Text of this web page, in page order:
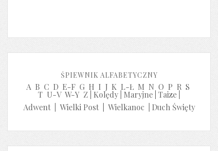
ŚPIEWNIK ALFABETYCZNY
A B C D E-F G H I J K L-Ł M N O P R S
T U-V W-Y Z Kolędy Maryjne Taize
Adwent| Wielki Post| Wielkanoc Duch Święty